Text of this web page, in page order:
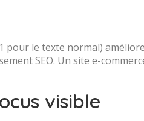
pour le texte normal)
SEO. Un site e-
visible